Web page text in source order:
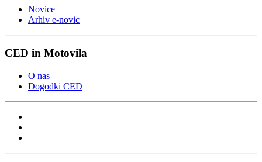
Novice
Arhiv e-novic
CED in Motovila
O nas
Dogodki CED